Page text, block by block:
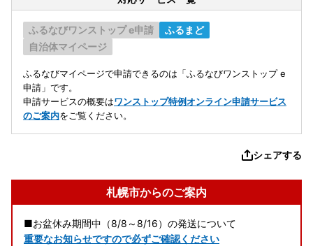
ふるなびワンストップ e申請
ふるまど
自治体マイページ
ふるなびマイページで申請できるのは「ふるなびワンストップ e
申請」です。
申請サービスの概要はワンストップ特例オンライン申請サービス
のご案内をご覧ください。
シェアする
札幌市からのご案内
■お盆休み期間中（8/8～8/16）の発送について
重要なお知らせですので必ずご確認ください